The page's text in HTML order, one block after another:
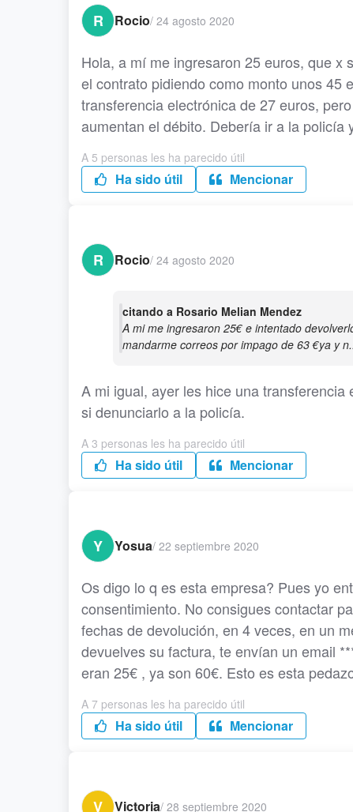
R
Rocio/ 24 agosto 2020
Hola, a mí me ingresaron 25 euros, que x
el contrato pidiendo como monto unos 45
transferencia electrónica de 27 euros,
aumentan el débito. Debería ir a la policía
A 5 personas les ha parecido útil
Ha sido útil Mencionar
R
Rocio/ 24 agosto 2020
citando a Rosario Melian Mendez
A mi me ingresaron 25€ e intentado
mandarme correos por impago de 63 €ya y
A mi igual, ayer les hice una
si denunciarlo a la policía.
A 3 personas les ha parecido útil
Ha sido útil Mencionar
Y
Yosua/ 22 septiembre 2020
Os digo lo q es esta empresa? Pues yo
consentimiento. No consigues contactar
fechas de devolución, en 4 veces, en un
devuelves su factura, te envían un email
eran 25€ , ya son 60€. Esto es esta
A 7 personas les ha parecido útil
Ha sido útil Mencionar
V
Victoria/ 28 septiembre 2020